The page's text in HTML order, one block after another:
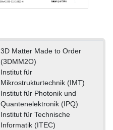
3D Matter Made to Order
(3DMM2O)
Institut für
Mikrostrukturtechnik (IMT)
Institut für Photonik und
Quantenelektronik (IPQ)
Institut für Technische
Informatik (ITEC)